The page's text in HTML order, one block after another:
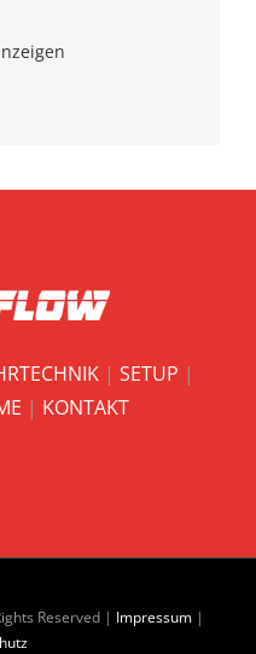
| SETUP |
| KONTAKT
Reserved | Impressum |